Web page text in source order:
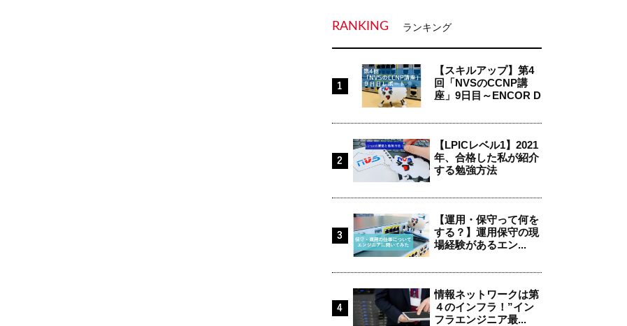
RANKING ランキング
【スキルアップ】第4
回「NVSのCCNP講
座」9日目～ENCOR D
【LPICレベル1】2021
年、合格した私が紹介
する勉強方法
【運用・保守って何を
する？】運用保守の現
場経験があるエン...
情報ネットワークは第
４のインフラ！”イン
フラエンジニア最...